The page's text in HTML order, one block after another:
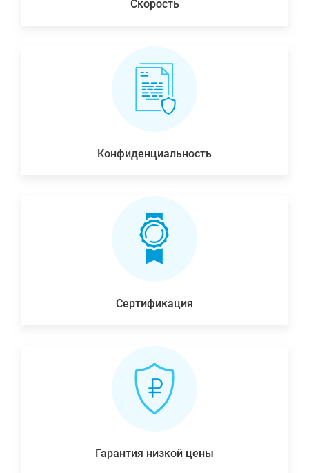
Скорость
Конфиденциальность
Сертификация
Гарантия низкой цены